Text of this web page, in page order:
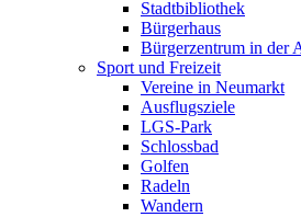
Stadtbibliothek
Bürgerhaus
Bürgerzentrum in der
Sport und Freizeit
Vereine in Neumarkt
Ausflugsziele
LGS-Park
Schlossbad
Golfen
Radeln
Wandern